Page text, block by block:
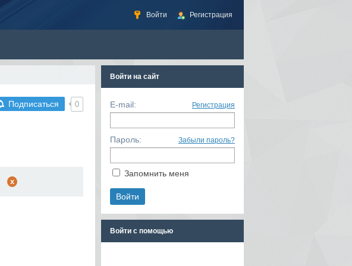
Войти Регистрация
Подписаться 0
x
Войти на сайт
E-mail: Регистрация
Пароль: Забыли пароль?
Запомнить меня
Войти с помощью